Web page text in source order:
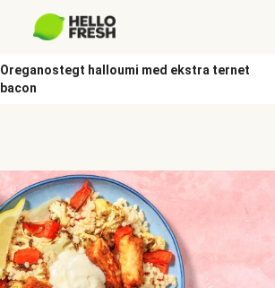
Oreganostegt halloumi med ekstra ternet
bacon